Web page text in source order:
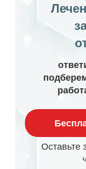
Оставьте